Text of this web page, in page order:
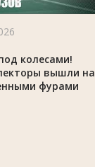
колесами!
вышли на
фурами